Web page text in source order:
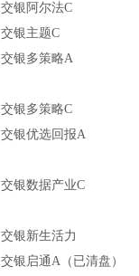
交银阿尔法C
交银主题C
交银多策略A
交银多策略C
交银优选回报A
交银数据产业C
交银新生活力
交银启通A（已清盘）